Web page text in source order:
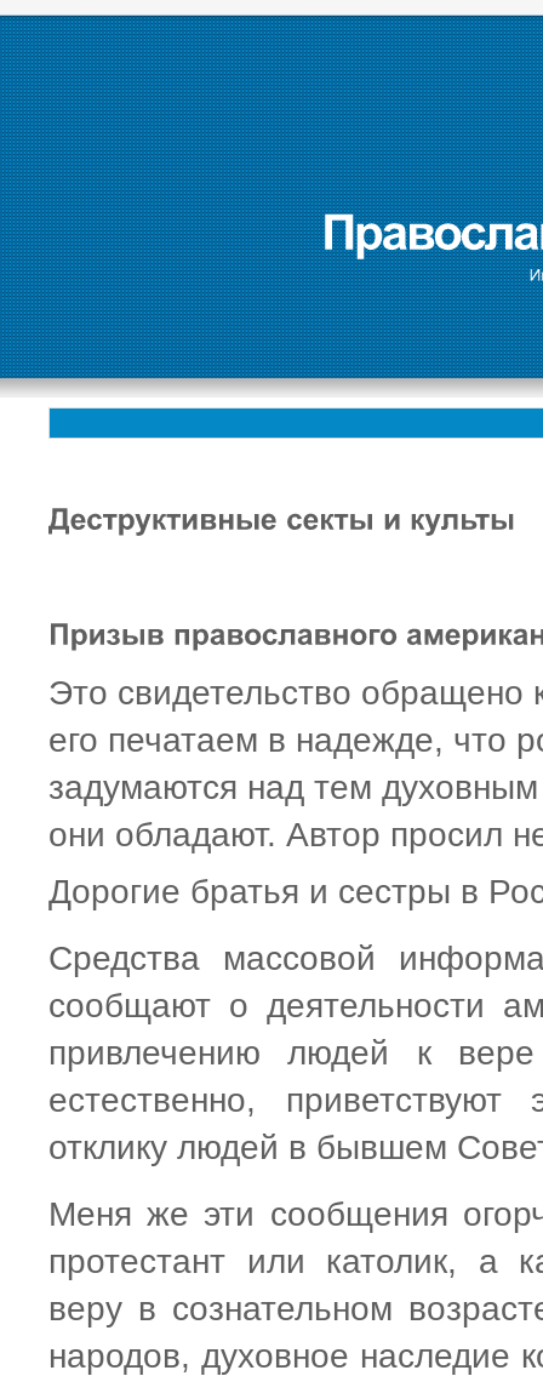
Это свидетельство
его печатаем в надежде, что
задумаются над тем
они обладают. Автор просил
Дорогие братья и сестры в
Средства массовой
сообщают о деятельности
привлечению людей к
естественно,
отклику людей в бывшем
Меня же эти сообщения
протестант или католик, а
веру в сознательном
народов, духовное наследие